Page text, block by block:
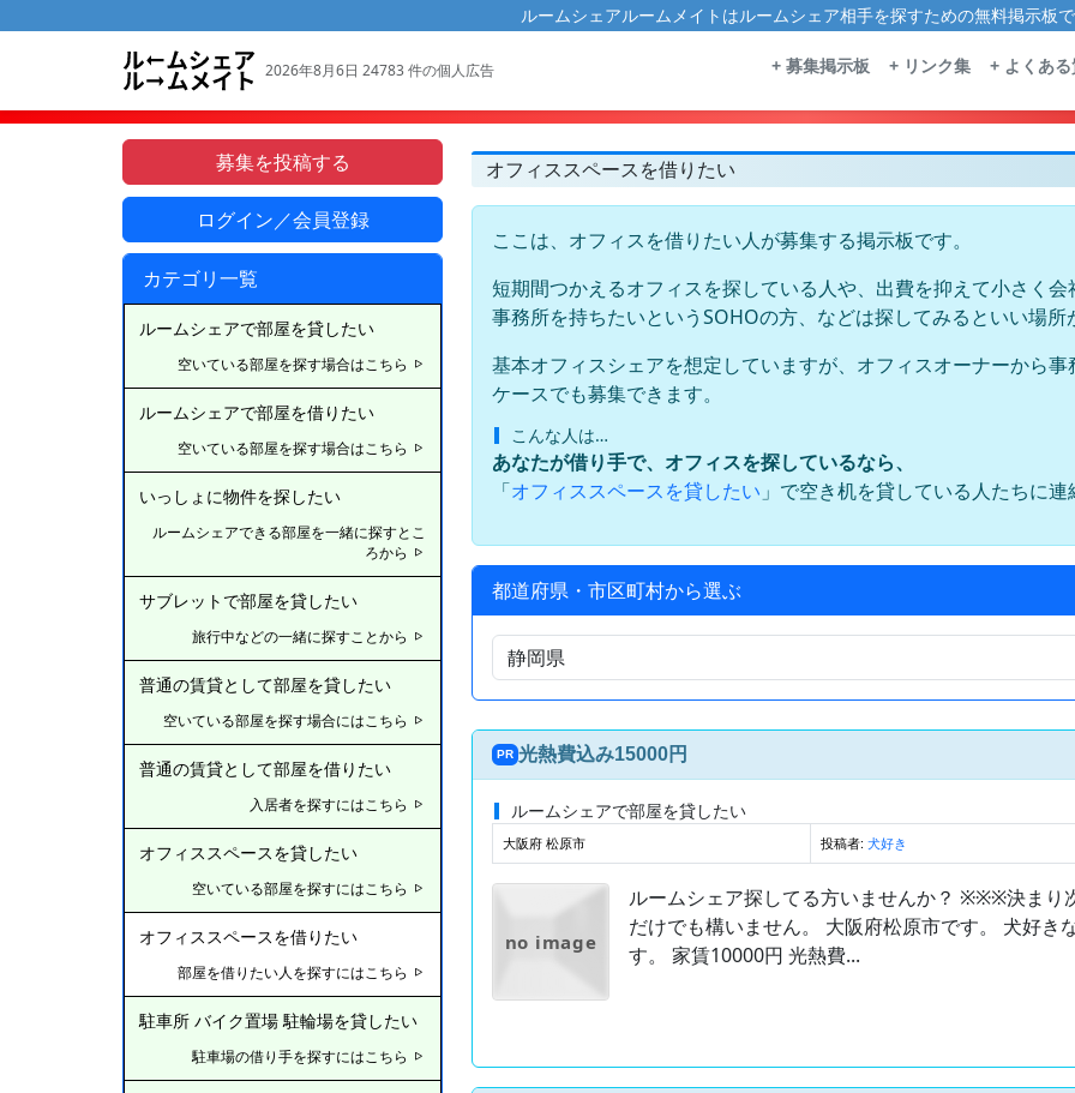
ルームシェアルームメイトはルームシェア相手を探すための無料掲示板
2026年8月6日 24783 件の個人広告 + 募集掲示板 + リンク集 + よくある
募集を投稿する
ログイン／会員登録
カテゴリ一覧
ルームシェアで部屋を貸したい
空いている部屋を探す場合はこちら
ルームシェアで部屋を借りたい
空いている部屋を探す場合はこちら
いっしょに物件を探したい
ルームシェアできる部屋を一緒に探すとこ
ろから
サブレットで部屋を貸したい
旅行中などの一緒に探すことから
普通の賃貸として部屋を貸したい
空いている部屋を探す場合にはこちら
普通の賃貸として部屋を借りたい
入居者を探すにはこちら
オフィススペースを貸したい
空いている部屋を探すにはこちら
オフィススペースを借りたい
部屋を借りたい人を探すにはこちら
駐車所 バイク置場 駐輪場を貸したい
駐車場の借り手を探すにはこちら
オフィススペースを借りたい
ここは、オフィスを借りたい人が募集する掲示板です。
短期間つかえるオフィスを探している人や、出費を抑えて小さく
事務所を持ちたいというSOHOの方、などは探してみるといい場
基本オフィスシェアを想定していますが、オフィスオーナーから
ケースでも募集できます。
こんな人は…
あなたが借り手で、オフィスを探しているなら、
「オフィススペースを貸したい 」で空き机を貸している人たちに
都道府県・市区町村から選ぶ
PR 光熱費込み15000円
ルームシェアで部屋を貸したい
大阪府 松原市 投稿者: 犬好き
no image
ルームシェア探してる方いませんか？ ※※※決まり
だけでも構いません。 大阪府松原市です。 犬好き
す。 家賃10000円 光熱費...